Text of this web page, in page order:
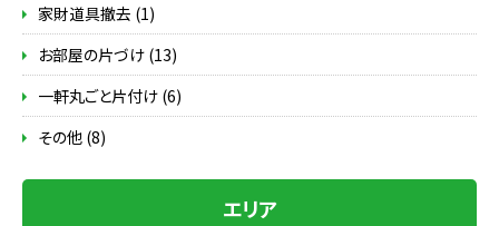
家財道具撤去 (1)
お部屋の片づけ (13)
一軒丸ごと片付け (6)
その他 (8)
エリア